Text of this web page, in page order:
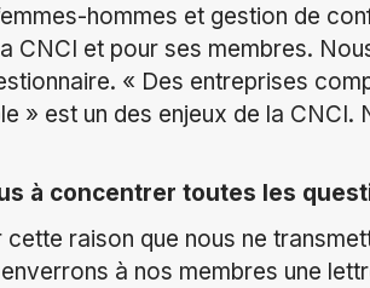
hommes et gestion de
CNCI et pour ses membres.
« Des entreprises
» est un des enjeux de la
à concentrer toutes les
cette raison que nous ne
à nos membres une